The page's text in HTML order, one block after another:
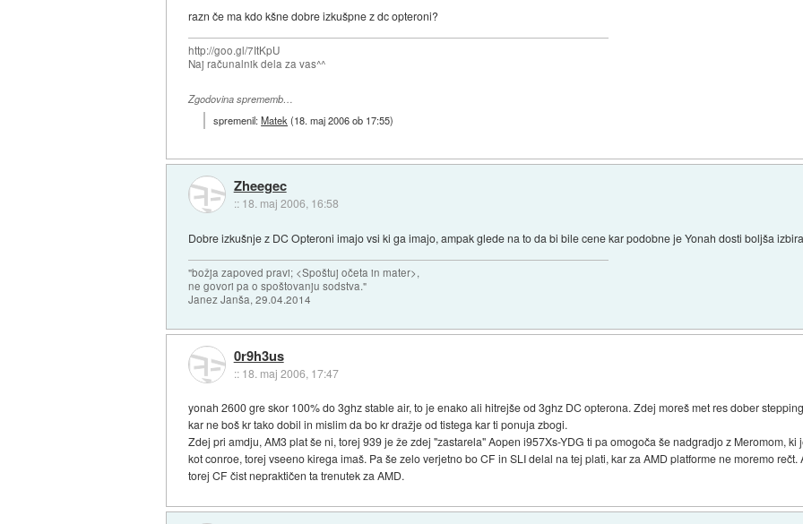
razn če ma kdo kšne dobre izkušpne z dc opteroni?
http://goo.gl/7ItKpU
Naj računalnik dela za vas^^
Zgodovina sprememb…
spremenil:Matek (18. maj 2006 ob 17:55)
Zheegec
:: 18. maj 2006, 16:58
Dobre izkušnje z DC Opteroni imajo vsi ki ga imajo, ampak glede na to da bi bile cene kar podobne je Yonah dosti boljša
"božja zapoved pravi; <Spoštuj očeta in mater>,
ne govori pa o spoštovanju sodstva."
Janez Janša, 29.04.2014
0r9h3us
:: 18. maj 2006, 17:47
yonah 2600 gre skor 100% do 3ghz stable air, to je enako ali hitrejše od 3ghz DC opterona. Zdej moreš met res dober
kar ne boš kr tako dobil in mislim da bo kr dražje od tistega kar ti ponuja zbogi.
Zdej pri amdju, AM3 plat še ni, torej 939 je že zdej "zastarela" Aopen i957Xs-YDG ti pa omogoča še nadgradjo z Meromom,
kot conroe, torej vseeno kirega imaš. Pa še zelo verjetno bo CF in SLI delal na tej plati, kar za AMD platforme ne moremo
torej CF čist nepraktičen ta trenutek za AMD.